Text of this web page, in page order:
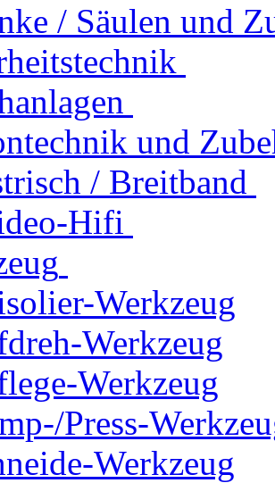
/ Säulen und
und
/ Breitband
Hifi
Werkzeug
Werkzeug
Werkzeug
Press-
Werkzeug